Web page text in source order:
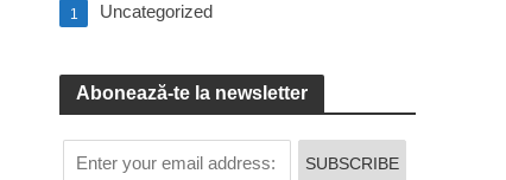
Uncategorized
1
Abonează-te la newsletter